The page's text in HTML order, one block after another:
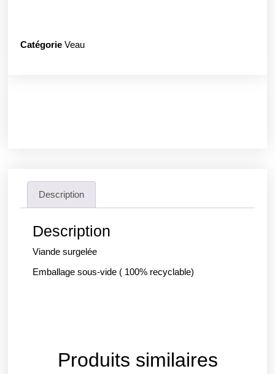
Catégorie Veau
Description
Description
Viande surgelée
Emballage sous-vide ( 100% recyclable)
Produits similaires